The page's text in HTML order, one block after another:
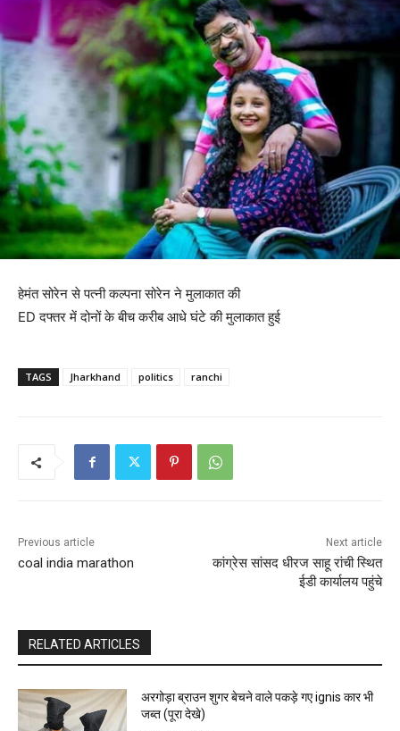
हेमंत सोरेन से पत्नी कल्पना सोरेन ने मुलाकात की
ED दफ्तर में दोनों के बीच करीब आधे घंटे की मुलाकात हुई
TAGS Jharkhand politics ranchi
Previous article
coal india marathon
Next article
कांग्रेस सांसद धीरज साहू रांची स्थित
ईडी कार्यालय पहुंचे
RELATED ARTICLES
अरगोड़ा ब्राउन शुगर बेचने वाले पकड़े गए ignis कार भी
जब्त (पूरा देखे)